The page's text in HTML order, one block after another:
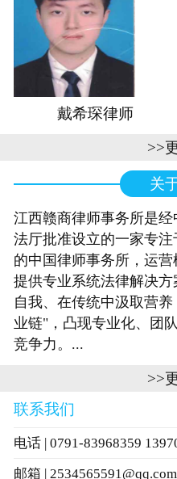
戴希琛律师
>>
关
江西赣商律师事务所是
法厅批准设立的一家专
的中国律师事务所，运
提供专业系统法律解决
自我、在传统中汲取营
业链"，凸现专业化、团
竞争力。...
>>
联系我们
电话 | 0791-83968359
邮箱 | 2534565591@qq.com